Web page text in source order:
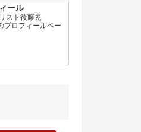
ール
スト後藤晃
プロフィールペー